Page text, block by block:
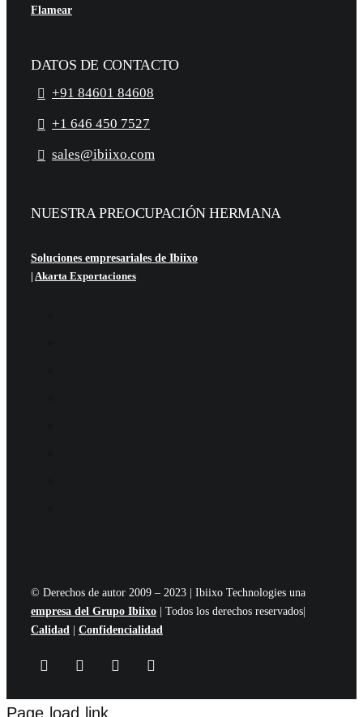
Flamear
DATOS DE CONTACTO
+91 84601 84608
+1 646 450 7527
sales@ibiixo.com
NUESTRA PREOCUPACIÓN HERMANA
Soluciones empresariales de Ibiixo
| Akarta Exportaciones
© Derechos de autor 2009 – 2023 | Ibiixo Technologies una
empresa del Grupo Ibiixo| Todos los derechos reservados|
Calidad| Confidencialidad
Page load link